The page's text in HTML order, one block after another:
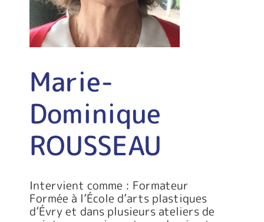
Marie-
Dominique
ROUSSEAU
Intervient comme : Formateur
Formée à l’École d’arts plastiques
d’Évry et dans plusieurs ateliers de